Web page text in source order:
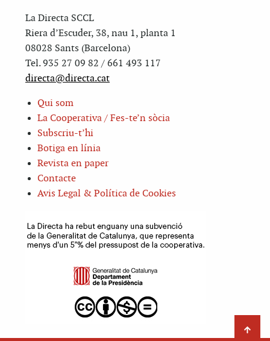
La Directa SCCL
Riera d’Escuder, 38, nau 1, planta 1
08028 Sants (Barcelona)
Tel. 935 27 09 82 / 661 493 117
directa@directa.cat
Qui som
La Cooperativa / Fes-te’n sòcia
Subscriu-t’hi
Botiga en línia
Revista en paper
Contacte
Avis Legal & Política de Cookies